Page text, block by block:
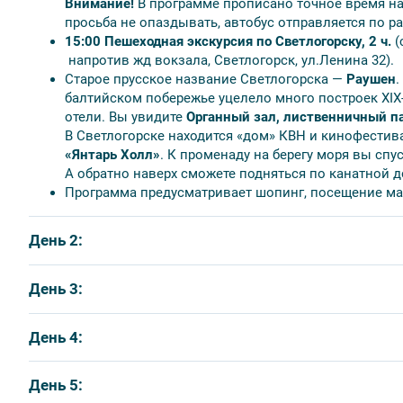
Размещение в гостиницах:Волна*** , Раушен***, Балтик
Питание:7 завтраков в отелях Волна и Раушен.
Завтрак не входят в стоимость и оплачиваются на
руб./чел.
Оплачиваются дополнительно:
билеты до г. Калининграда и обратно;
дополнительные ночи к туру по основному прайсу;
завтраки в Балтик Спорт - 400 руб./ чел., Чайка - 700
обеды, ужины;
трансферы
Туристы, проживающие в «Балтик Спорт» - посадка в
проспект, автобусная остановка рядом с озером «Тихое».
Внимание! В программе прописано точное время
просьба не опаздывать, автобус отправляется по
15:00 Пешеходная экскурсия по Светлогорску, 2 ч.
напротив жд вокзала, Светлогорск, ул.Ленина 32).
Старое прусское название Светлогорска — Раушен.
балтийском побережье уцелело много построек
отели. Вы увидите Органный зал, лиственничный
В Светлогорске находится «дом» КВН и
«Янтарь Холл». К променаду на берегу моря вы
А обратно наверх сможете подняться по канатной
Программа предусматривает шопинг, посещение
День 2:
Экскурсия по Калининграду, 5-6 ч.
Обзорная экскурсия по городу без посещения
основные достопримечательности Калининграда:
собор, могилу И.Канта у его стен, Рыбную
День 3:
Свободный день.
08:10 Посадка на автобусной остановке, рядом с
День 4:
Экскурсия в пос. Янтарный, 4 ч.
День 5: